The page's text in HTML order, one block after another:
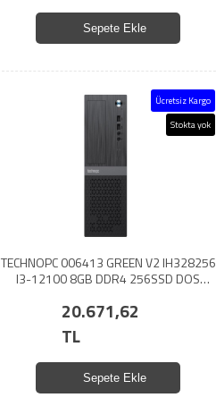
Sepete Ekle
Ücretsiz Kargo
Stokta yok
TECHNOPC 006413 GREEN V2 IH328256
I3-12100 8GB DDR4 256SSD DOS
20.671,62
TL
Sepete Ekle